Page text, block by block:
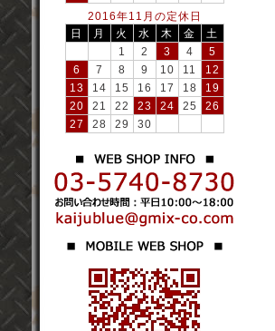
2016年11月の定休日
日
月 火 水 木 金
土
1
2 3 4
5
6
7 8 9 10 11
12
13
14 15 16 17 18
19
20
21 22 23 24 25
26
27
28 29 30